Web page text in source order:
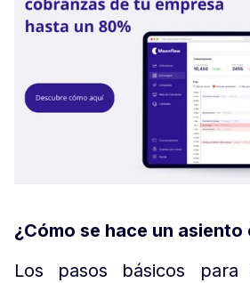
¿Cómo se hace un
Los pasos básicos para